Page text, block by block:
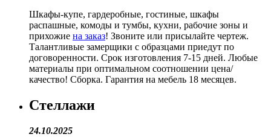
Шкафы-купе, гардеробные, гостиные, шкафы
распашные, комоды и тумбы, кухни, рабочие зоны и
прихожие на заказ! Звоните или присылайте чертеж.
Талантливые замерщики с образцами приедут по
договоренности. Срок изготовления 7-15 дней. Любые
материалы при оптимальном соотношении цена/
качество! Сборка. Гарантия на мебель 18 месяцев.
Стеллажи
24.10.2025